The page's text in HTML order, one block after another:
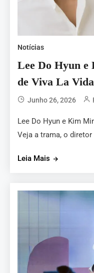
Notícias
Lee Do Hyun e
de Viva La Vida
Junho 26, 2026
Lee Do Hyun e Kim
Veja a trama, o
Leia Mais